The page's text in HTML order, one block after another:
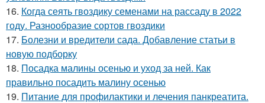
16. Когда сеять гвоздику семенами на рассаду в 2022
году. Разнообразие сортов гвоздики
17. Болезни и вредители сада. Добавление статьи в
новую подборку
18. Посадка малины осенью и уход за ней. Как
правильно посадить малину осенью
19. Питание для профилактики и лечения панкреатита.